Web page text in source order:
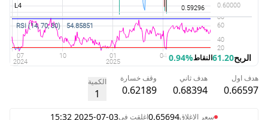
الربح61.20النقاط0.94%
هدف اول
0.66597
هدف ثاني
0.68394
وقف خسارة
0.62189
الكمية
1
سعر الإغلاق0.65694اغلقت في2025-07-03 15:32